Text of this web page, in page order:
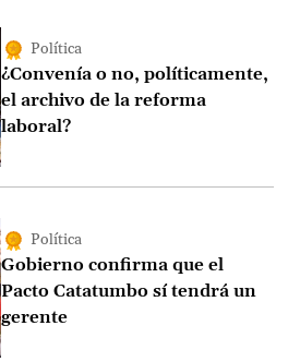
Política
¿Convenía o no, políticamente,
el archivo de la reforma
laboral?
Política
Gobierno confirma que el
Pacto Catatumbo sí tendrá un
gerente